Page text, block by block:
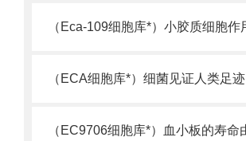
（ECA细胞库*）细菌见证人类足迹